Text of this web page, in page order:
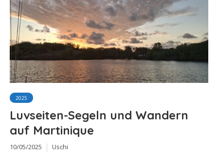
2025
Luvseiten-Segeln und Wandern
auf Martinique
10/05/2025 Uschi